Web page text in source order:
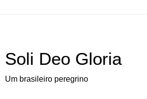
Soli Deo Gloria
Um brasileiro peregrino